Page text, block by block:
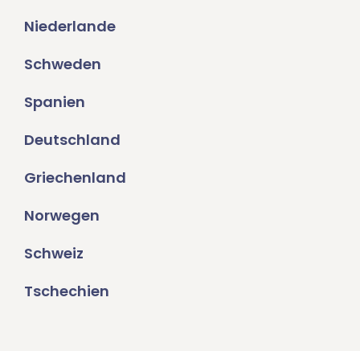
Niederlande
Schweden
Spanien
Deutschland
Griechenland
Norwegen
Schweiz
Tschechien